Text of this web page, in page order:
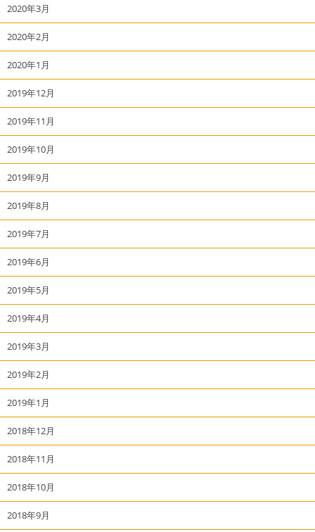
2020年3月
2020年2月
2020年1月
2019年12月
2019年11月
2019年10月
2019年9月
2019年8月
2019年7月
2019年6月
2019年5月
2019年4月
2019年3月
2019年2月
2019年1月
2018年12月
2018年11月
2018年10月
2018年9月